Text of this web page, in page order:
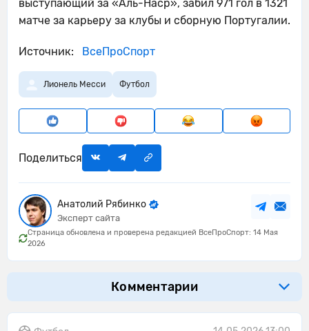
выступающий за «Аль-Наср», забил 971 гол в 1321
матче за карьеру за клубы и сборную Португалии.
Источник: ВсеПроСпорт
Лионель Месси Футбол
Поделиться
Анатолий Рябинко
Эксперт сайта
Страница обновлена и проверена редакцией ВсеПроСпорт: 14 Мая
2026
Комментарии